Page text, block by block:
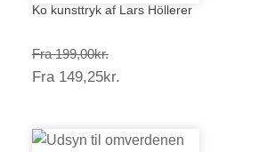
Ko kunsttryk af Lars Höllerer
Fra 199,00kr.Prisinterval:
199,00kr.
Fra 149,25kr.